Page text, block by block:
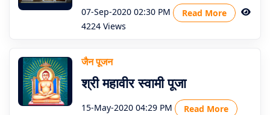
07-Sep-2020 02:30 PM
Read More
4224 Views
जैन पूजन
श्री महावीर स्वामी पूजा
15-May-2020 04:29 PM
Read More